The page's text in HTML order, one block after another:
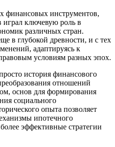
финансовых инструментов,
играл ключевую роль в
различных стран.
в глубокой древности, и с тех
адаптируясь к
условиям разных эпох.
история финансового
отношений
основ для формирования
социального
опыта позволяет
ипотечного
эффективные стратегии